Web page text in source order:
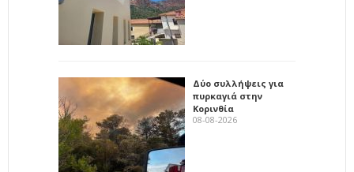
Δύο συλλήψεις για
πυρκαγιά στην
Κορινθία
08-08-2026